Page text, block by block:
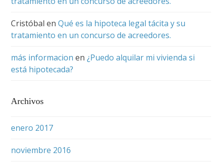
Cristóbal enQué es la hipoteca legal tácita y su
tratamiento en un concurso de acreedores.
más informacion en¿Puedo alquilar mi vivienda si
está hipotecada?
Archivos
enero 2017
noviembre 2016